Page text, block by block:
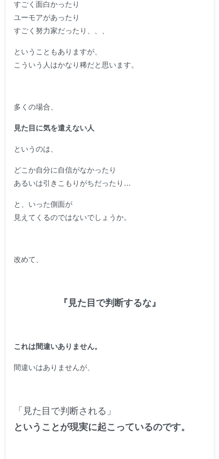
すごく面白かったり
ユーモアがあったり
すごく努力家だったり、、、
ということもありますが、
こういう人はかなり稀だと思います。
多くの場合、
見た目に気を遣えない人
というのは、
どこか自分に自信がなかったり
あるいは引きこもりがちだったり…
と、いった側面が
見えてくるのではないでしょうか。
改めて、
『見た目で判断するな』
これは間違いありません。
間違いはありませんが、
「見た目で判断される」
ということが現実に起こっているのです。